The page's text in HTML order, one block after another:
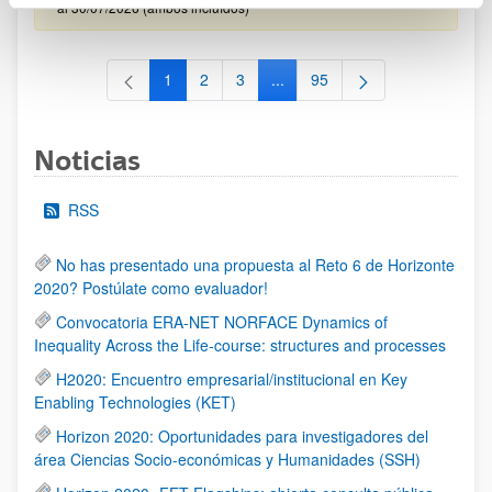
al 30/07/2026 (ambos incluídos)
Página
1 Página
2 Página
3 ...Páginas intermedias Use TAB
Página
95
Noticias
RSS
No has presentado una propuesta al Reto 6 de Horizonte
2020? Postúlate como evaluador!
Convocatoria ERA-NET NORFACE Dynamics of
Inequality Across the Life-course: structures and processes
H2020: Encuentro empresarial/institucional en Key
Enabling Technologies (KET)
Horizon 2020: Oportunidades para investigadores del
área Ciencias Socio-económicas y Humanidades (SSH)